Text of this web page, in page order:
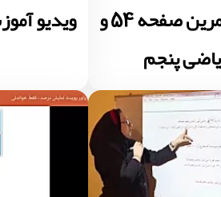
ویدیو حل تمرین صفحه 54 و
ویدیو